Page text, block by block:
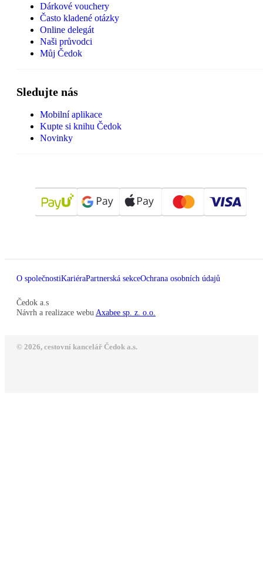
Dárkové vouchery
Často kladené otázky
Online delegát
Naši průvodci
Můj Čedok
Sledujte nás
Mobilní aplikace
Kupte si knihu Čedok
Novinky
O společnostiKariéraPartnerská sekceOchrana osobních údajů
Čedok a.s
Návrh a realizace webu Axabee sp. z. o.o.
© 2026, cestovní kancelář Čedok a.s.